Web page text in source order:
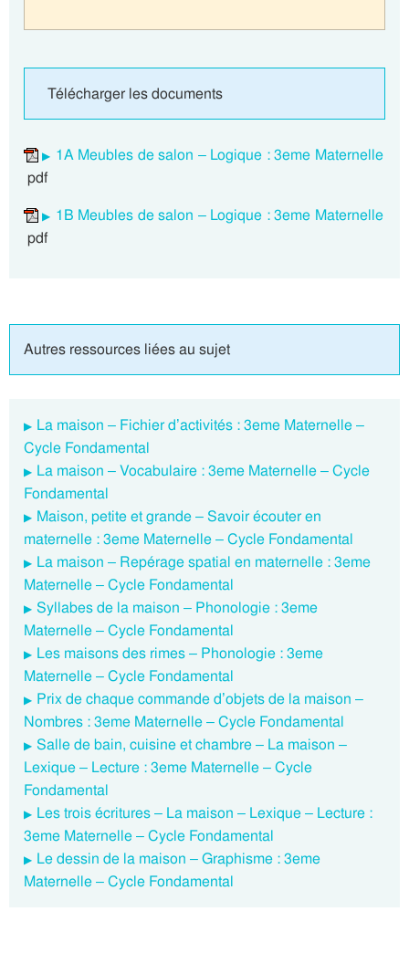
Télécharger les documents
1A Meubles de salon – Logique : 3eme Maternelle
pdf
1B Meubles de salon – Logique : 3eme Maternelle
pdf
Autres ressources liées au sujet
La maison – Fichier d’activités : 3eme Maternelle –
Cycle Fondamental
La maison – Vocabulaire : 3eme Maternelle – Cycle
Fondamental
Maison, petite et grande – Savoir écouter en
maternelle : 3eme Maternelle – Cycle Fondamental
La maison – Repérage spatial en maternelle : 3eme
Maternelle – Cycle Fondamental
Syllabes de la maison – Phonologie : 3eme
Maternelle – Cycle Fondamental
Les maisons des rimes – Phonologie : 3eme
Maternelle – Cycle Fondamental
Prix de chaque commande d’objets de la maison –
Nombres : 3eme Maternelle – Cycle Fondamental
Salle de bain, cuisine et chambre – La maison –
Lexique – Lecture : 3eme Maternelle – Cycle
Fondamental
Les trois écritures – La maison – Lexique – Lecture :
3eme Maternelle – Cycle Fondamental
Le dessin de la maison – Graphisme : 3eme
Maternelle – Cycle Fondamental